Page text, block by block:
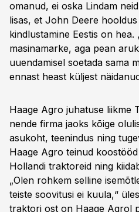
omanud, ei oska Lindam
lisas, et John Deere
kindlustamine Eestis on hea.
masinamarke, aga pean
uuendamisel soetada sama
ennast heast küljest
Haage Agro juhatuse liikme
nende firma jaoks kõige
asukoht, teenindus ning
Haage Agro teinud
Hollandi traktoreid ning
„Olen rohkem selline
teiste soovitusi ei kuula,“
traktori ost on Haage Agrol